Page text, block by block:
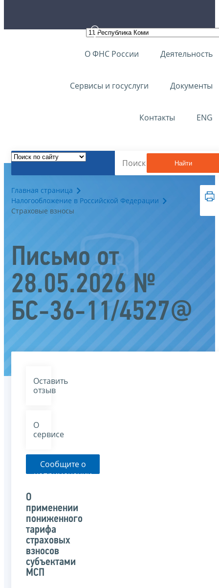
О ФНС России Деятельность
Сервисы и госуслуги Документы
Контакты ENG
Найти
Главная страница
Налогообложение в Российской Федерации
Страховые взносы
Письмо от
28.05.2026 №
БС-36-11/4527@
Оставить
отзыв
О
сервисе
Сообщите о
неприменении
указанного
письма
О
применении
пониженного
тарифа
страховых
взносов
субъектами
МСП